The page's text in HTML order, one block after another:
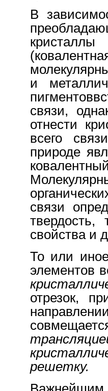
В
и
связи,
отнести
всего
природе
связи
твердость,
свойства и
То или иное
элементов
отрезок,
решетку.